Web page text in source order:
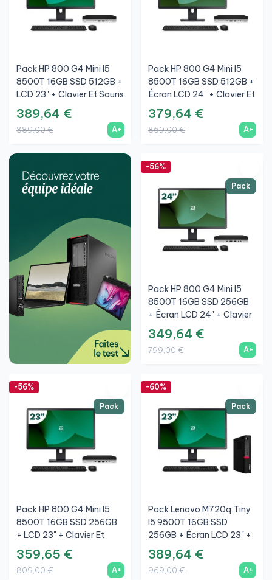
Pack HP 800 G4 Mini I5
8500T 16GB SSD 512GB +
LCD 23" + Clavier Et Souris
Sans Fil + WiFi
389,64 €
889,00 € A+
Pack HP 800 G4 Mini I5
8500T 16GB SSD 512GB +
Écran LCD 24" + Clavier Et
Souris Sans Fil + WiFi
379,64 €
869,00 € A+
Pack
-56%
Pack HP 800 G4 Mini I5
8500T 16GB SSD 256GB
+ Écran LCD 24" + Clavier
Et Souris Sans Fil + WiFi
349,64 €
799,00 € A+
Pack
-56%
Pack HP 800 G4 Mini I5
8500T 16GB SSD 256GB
+ LCD 23" + Clavier Et
Souris Sans Fil + WiFi
359,65 €
809,00 € A+
Pack
-60%
Pack Lenovo M720q Tiny
I5 9500T 16GB SSD
256GB + Écran LCD 23" +
Clavier Et Souris Sans Fil +
WiFi
389,64 €
969,00 € A+